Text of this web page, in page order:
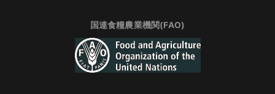
国連食糧農業機関(FAO)